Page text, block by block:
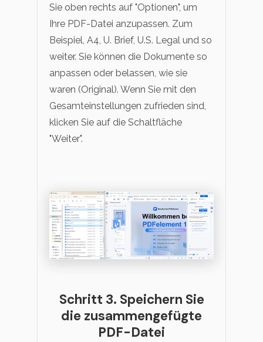
Sie oben rechts auf "Optionen", um
Ihre PDF-Datei anzupassen. Zum
Beispiel, A4, U. Brief, U.S. Legal und so
weiter. Sie können die Dokumente so
anpassen oder belassen, wie sie
waren (Original). Wenn Sie mit den
Gesamteinstellungen zufrieden sind,
klicken Sie auf die Schaltfläche
"Weiter".
Schritt 3. Speichern Sie
die zusammengefügte
PDF-Datei